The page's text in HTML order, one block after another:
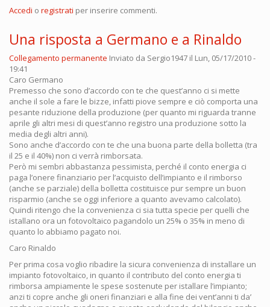
Accedi o registrati per inserire commenti.
Una risposta a Germano e a Rinaldo
Collegamento permanente Inviato da Sergio1947 il Lun, 05/17/2010 -
19:41
Caro Germano
Premesso che sono d’accordo con te che quest’anno ci si mette
anche il sole a fare le bizze, infatti piove sempre e ciò comporta una
pesante riduzione della produzione (per quanto mi riguarda tranne
aprile gli altri mesi di quest’anno registro una produzione sotto la
media degli altri anni).
Sono anche d’accordo con te che una buona parte della bolletta (tra
il 25 e il 40%) non ci verrà rimborsata.
Però mi sembri abbastanza pessimista, perché il conto energia ci
paga l’onere finanziario per l’acquisto dell’impianto e il rimborso
(anche se parziale) della bolletta costituisce pur sempre un buon
risparmio (anche se oggi inferiore a quanto avevamo calcolato).
Quindi ritengo che la convenienza ci sia tutta specie per quelli che
istallano ora un fotovoltaico pagandolo un 25% o 35% in meno di
quanto lo abbiamo pagato noi.
Caro Rinaldo
Per prima cosa voglio ribadire la sicura convenienza di installare un
impianto fotovoltaico, in quanto il contributo del conto energia ti
rimborsa ampiamente le spese sostenute per istallare l’impianto;
anzi ti copre anche gli oneri finanziari e alla fine dei vent’anni ti da’